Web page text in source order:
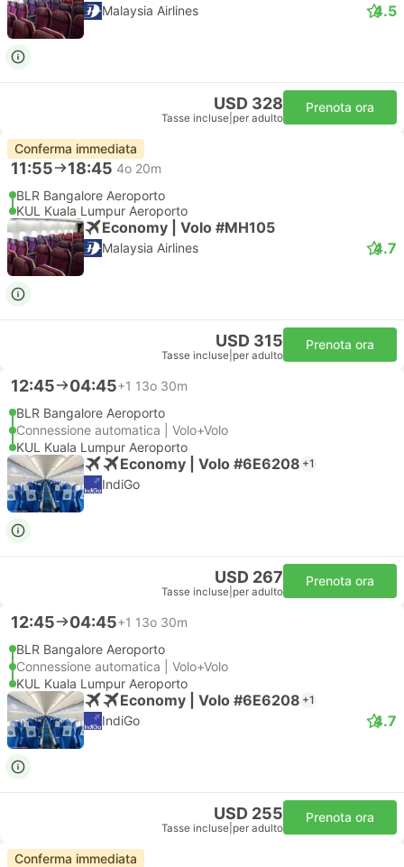
Malaysia Airlines 4.5
USD 328
Tasse incluse per adulto
Prenota ora
Conferma immediata
11:55 18:45 4o 20m
BLR Bangalore Aeroporto
KUL Kuala Lumpur Aeroporto
Economy | Volo #MH105
Malaysia Airlines 4.7
USD 315
Tasse incluse per adulto
Prenota ora
12:45 04:45+1 13o 30m
BLR Bangalore Aeroporto
Connessione automatica | Volo+Volo
KUL Kuala Lumpur Aeroporto
Economy | Volo #6E6208 +1
IndiGo
USD 267
Tasse incluse per adulto
Prenota ora
12:45 04:45+1 13o 30m
BLR Bangalore Aeroporto
Connessione automatica | Volo+Volo
KUL Kuala Lumpur Aeroporto
Economy | Volo #6E6208 +1
IndiGo 4.7
USD 255
Tasse incluse per adulto
Prenota ora
Conferma immediata